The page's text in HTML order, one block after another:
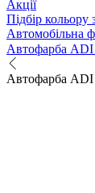
Акції
Підбір
Автомобільна
Автофарба
Автофарба